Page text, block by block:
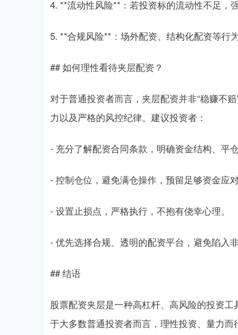
4. **流动性风险**：若投资标的流动性不足，
5. **合规风险**：场外配资、结构化配资等行
## 如何理性看待夹层配资？
对于普通投资者而言，夹层配资并非“稳赚不
力以及严格的风控纪律。建议投资者：
- 充分了解配资合同条款，明确资金结构、平
- 控制仓位，避免满仓操作，预留足够资金应对
- 设置止损点，严格执行，不抱有侥幸心理。
- 优先选择合规、透明的配资平台，避免陷入
## 结语
股票配资夹层是一种高杠杆、高风险的投资
于大多数普通投资者而言，理性投资、量力